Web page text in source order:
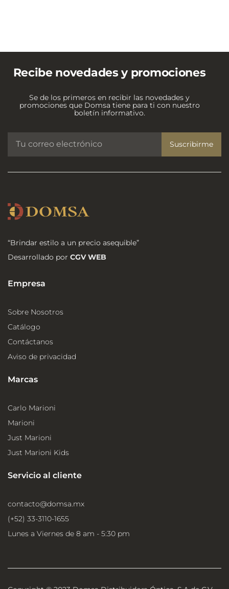
Recibe novedades y promociones
Se de los primeros en recibir las novedades y
promociones que Domsa tiene para ti con nuestro
boletín informativo.
Suscribirme
“Brindar estilo a un precio asequible”
Desarrollado por CGV WEB
Empresa
Sobre Nosotros
Catálogo
Contáctanos
Aviso de privacidad
Marcas
Carlo Marioni
Marioni
Just Marioni
Just Marioni Kids
Servicio al cliente
contacto@domsa.mx
(+52) 33-3110-1655
Lunes a Viernes de 8 am - 5:30 pm